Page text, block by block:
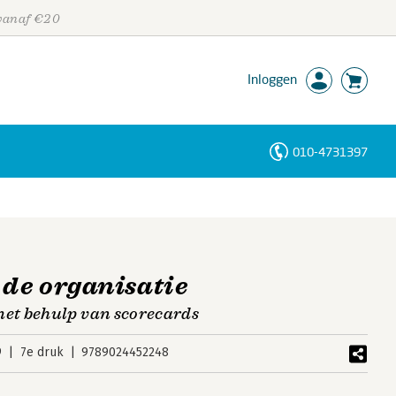
€20
Inloggen
010-4731397
organisatie
behulp van scorecards
7e druk 9789024452248
Personen